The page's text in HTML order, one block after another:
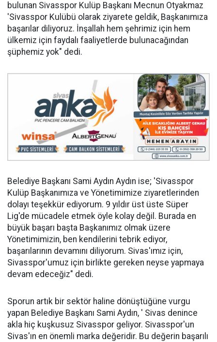
bulunan Sivasspor Kulüp Başkanı Mecnun Otyakmaz
'Sivasspor Kulübü olarak ziyarete geldik, Başkanımıza
başarılar diliyoruz. İnşallah hem şehrimiz için hem
ülkemiz için faydalı faaliyetlerde bulunacağından
şüphemiz yok" dedi.
Belediye Başkanı Sami Aydın Aydın ise; 'Sivasspor
Kulüp Başkanımıza ve Yönetimimize ziyaretlerinden
dolayı teşekkür ediyorum. 9 yıldır üst üste Süper
Lig'de mücadele etmek öyle kolay değil. Burada en
büyük başarı başta Başkanımız olmak üzere
Yönetimimizin, ben kendilerini tebrik ediyor,
başarılarının devamını diliyorum. Sivas'ımız için,
Sivasspor'umuz için birlikte gereken neyse yapmaya
devam edeceğiz" dedi.
Sporun artık bir sektör haline dönüştüğüne vurgu
yapan Belediye Başkanı Sami Aydın, ' Sivas denince
akla hiç kuşkusuz Sivasspor geliyor. Sivasspor'un
Sivas'ın en önemli marka değeridir. Bu değerin başarılı